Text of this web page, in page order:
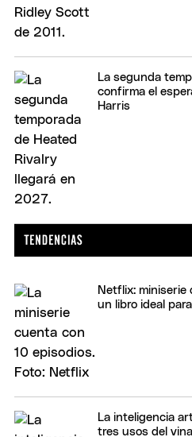
La segunda
confirma el
Harris
Netflix: miniserie
un libro ideal
La inteligencia
tres usos del